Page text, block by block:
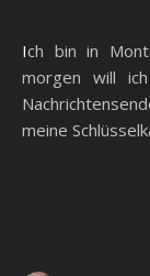
Ich bin in Montana angekommen. Den großen Wahltag
morgen will
meine